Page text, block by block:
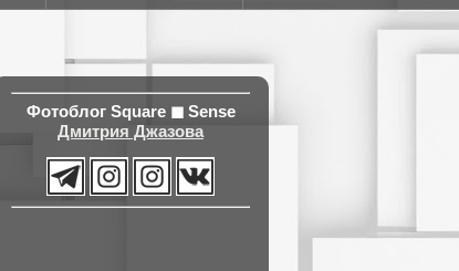
Фотоблог Square ◼ Sense
Дмитрия Джазова